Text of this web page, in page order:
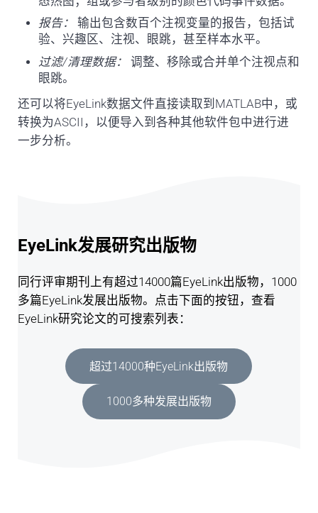
报告：
输出包含数百个注视变量的报告，包括试
验、兴趣区、注视、眼跳，甚至样本水平。
过滤/清理数据：调整、移除或合并单个注视点和
眼跳。
还可以将EyeLink数据文件直接读取到MATLAB中，或
转换为ASCII，以便导入到各种其他软件包中进行进
一步分析。
EyeLink发展研究出版物
同行评审期刊上有超过14000篇EyeLink出版物，1000
多篇EyeLink发展出版物。点击下面的按钮，查看
EyeLink研究论文的可搜索列表：
超过14000种EyeLink出版物
1000多种发展出版物